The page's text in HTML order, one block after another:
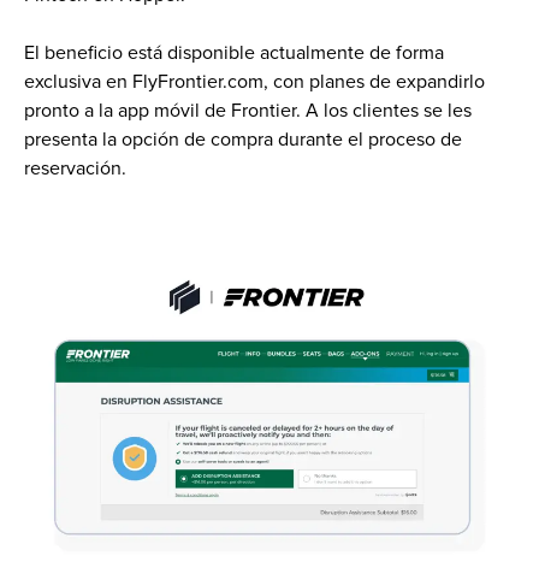
El beneficio está disponible actualmente de forma
exclusiva en FlyFrontier.com, con planes de expandirlo
pronto a la app móvil de Frontier. A los clientes se les
presenta la opción de compra durante el proceso de
reservación.